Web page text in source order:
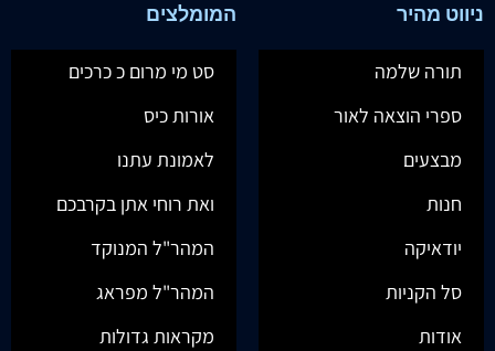
ניווט מהיר
תורה שלמה
ספרי הוצאה לאור
מבצעים
חנות
יודאיקה
סל הקניות
אודות
המומלצים
סט מי מרום כ כרכים
אורות כיס
לאמונת עתנו
ואת רוחי אתן בקרבכם
המהר"ל המנוקד
המהר"ל מפראג
מקראות גדולות